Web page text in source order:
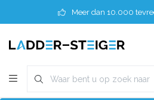
Meer dan 10.000